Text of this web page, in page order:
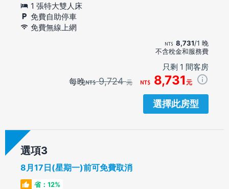
1 張特大雙人床
免費自助停車
免費無線上網
8,731/1 晚
不含稅金和服務費
只剩 1 間客房
每晚 9,724元 8,731 元
選擇此房型
選項
8月17日(星期一)前可免費取消
省：12%